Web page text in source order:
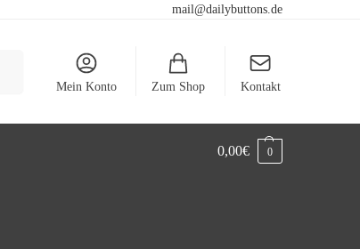
mail@dailybuttons.de
Mein Konto Zum Shop Kontakt
0,00€ 0